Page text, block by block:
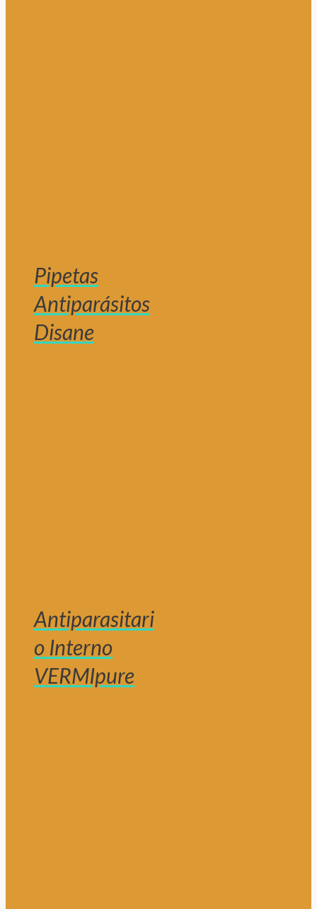
Pipetas
Antiparásitos
Disane
Antiparasitari
o Interno
VERMIpure